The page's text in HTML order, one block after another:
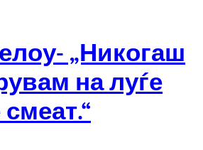
„Никогаш
на луѓе